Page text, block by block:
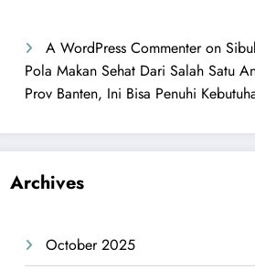
A WordPress Commenteron
Pola Makan Sehat Dari Salah Satu
Prov Banten, Ini Bisa Penuhi
Archives
October 2025